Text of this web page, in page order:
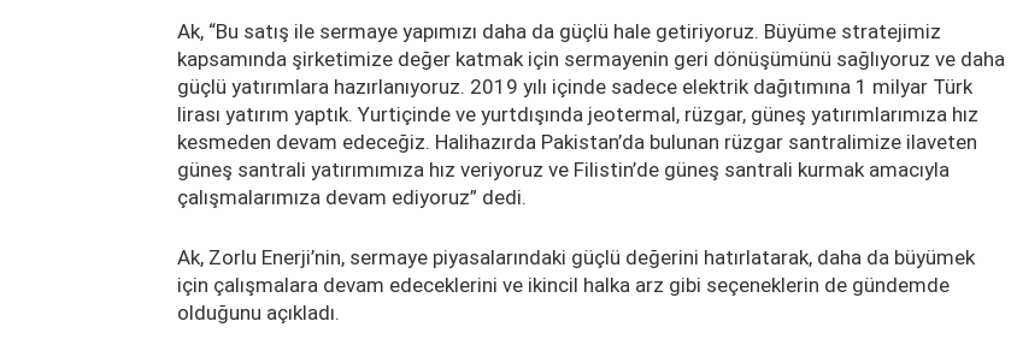
Ak, “Bu satış ile sermaye yapımızı daha da güçlü hale getiriyoruz. Büyüme stratejimiz
kapsamında şirketimize değer katmak için sermayenin geri dönüşümünü sağlıyoruz ve daha
güçlü yatırımlara hazırlanıyoruz. 2019 yılı içinde sadece elektrik dağıtımına 1 milyar Türk
lirası yatırım yaptık. Yurtiçinde ve yurtdışında jeotermal, rüzgar, güneş yatırımlarımıza hız
kesmeden devam edeceğiz. Halihazırda Pakistan’da bulunan rüzgar santralimize ilaveten
güneş santrali yatırımımıza hız veriyoruz ve Filistin’de güneş santrali kurmak amacıyla
çalışmalarımıza devam ediyoruz” dedi.
Ak, Zorlu Enerji’nin, sermaye piyasalarındaki güçlü değerini hatırlatarak, daha da büyümek
için çalışmalara devam edeceklerini ve ikincil halka arz gibi seçeneklerin de gündemde
olduğunu açıkladı.